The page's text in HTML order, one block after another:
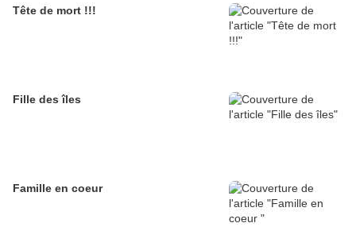
Tête de mort !!!
Fille des îles
Famille en coeur